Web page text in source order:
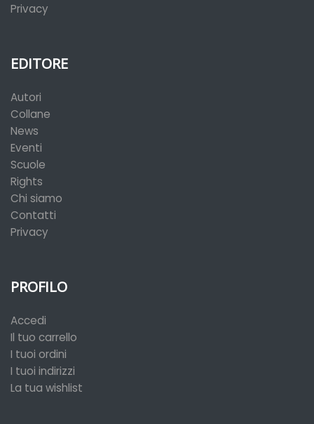
Privacy
EDITORE
Autori
Collane
News
Eventi
Scuole
Rights
Chi siamo
Contatti
Privacy
PROFILO
Accedi
Il tuo carrello
I tuoi ordini
I tuoi indirizzi
La tua wishlist